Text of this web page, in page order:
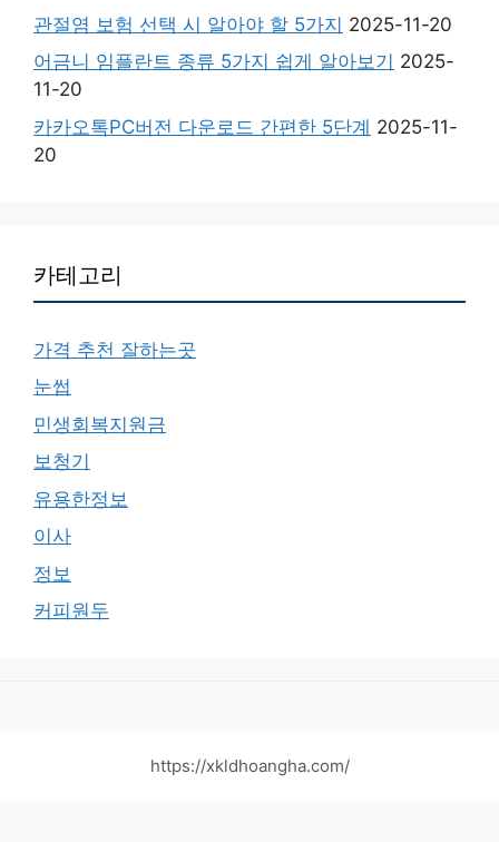
관절염 보험 선택 시 알아야 할 5가지 2025-11-20
어금니 임플란트 종류 5가지 쉽게 알아보기 2025-
11-20
카카오톡PC버전 다운로드 간편한 5단계 2025-11-
20
카테고리
가격 추천 잘하는곳
눈썹
민생회복지원금
보청기
유용한정보
이사
정보
커피원두
https://xkldhoangha.com/